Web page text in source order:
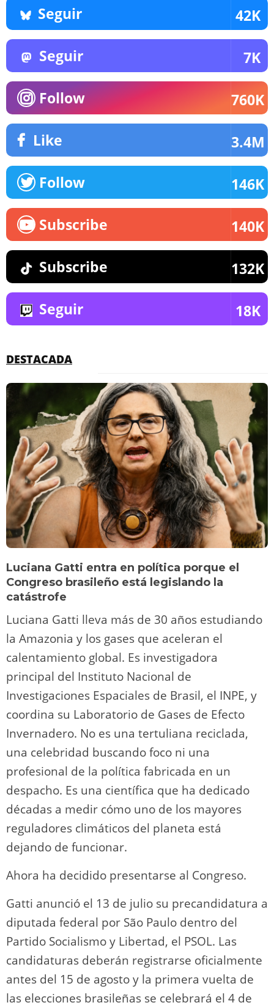
Seguir 42K
Seguir 7K
Follow 760K
Like 3.4M
Follow 146K
Subscribe 140K
Subscribe 132K
Seguir 18K
DESTACADA
Luciana Gatti entra en política porque el
Congreso brasileño está legislando la
catástrofe
Luciana Gatti lleva más de 30 años estudiando
la Amazonia y los gases que aceleran el
calentamiento global. Es investigadora
principal del Instituto Nacional de
Investigaciones Espaciales de Brasil, el INPE, y
coordina su Laboratorio de Gases de Efecto
Invernadero. No es una tertuliana reciclada,
una celebridad buscando foco ni una
profesional de la política fabricada en un
despacho. Es una científica que ha dedicado
décadas a medir cómo uno de los mayores
reguladores climáticos del planeta está
dejando de funcionar.
Ahora ha decidido presentarse al Congreso.
Gatti anunció el 13 de julio su precandidatura a
diputada federal por São Paulo dentro del
Partido Socialismo y Libertad, el PSOL. Las
candidaturas deberán registrarse oficialmente
antes del 15 de agosto y la primera vuelta de
las elecciones brasileñas se celebrará el 4 de